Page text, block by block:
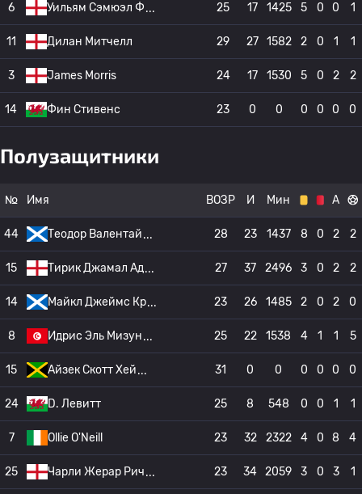
6 Уильям Сэмюэл Ф 25 17 1425 5 0 0 1
11 Дилан Митчелл 29 27 1582 2 0 1 1
3 James Morris 24 17 1530 5 0 2 2
14 Фин Стивенс 23 0 0 0 0 0 0
Полузащитники
№ Имя ВОЗР И Мин А
44 Теодор Валентай 28 23 1437 8 0 2 2
15 Тирик Джамал Ад 27 37 2496 3 0 2 2
14 Майкл Джеймс Кр 23 26 1485 2 0 2 0
8 Идрис Эль Мизун 25 22 1538 4 1 1 5
15 Айзек Скотт Хей 31 0 0 0 0 0 0
24 D. Левитт 25 8 548 0 0 1 1
7 Ollie O'Neill 23 32 2322 4 0 8 4
25 Чарли Жерар Рич 23 34 2059 3 0 3 1